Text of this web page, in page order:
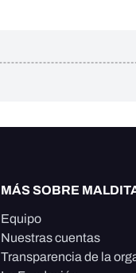
MÁS SOBRE
Equipo
Nuestras cuentas
Transparencia de la